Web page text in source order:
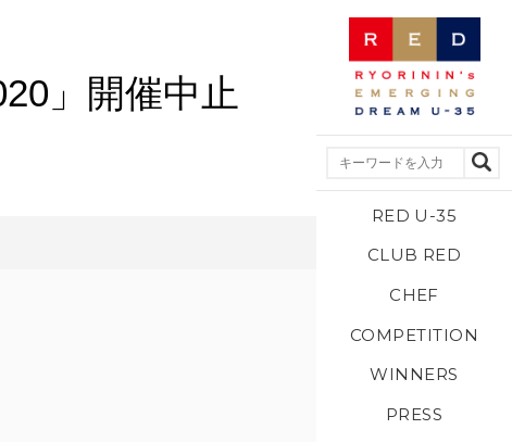
RED U-35
CLUB RED
CHEF
COMPETITION
WINNERS
PRESS
」開催中止